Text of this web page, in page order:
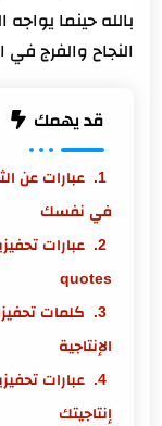
بالله حينما
النجاح والفرج في
قد يهمك
عبارات عن
في نفسك
quotes
كلمات
الإنتاجية
عبارات
إنتاجيتك